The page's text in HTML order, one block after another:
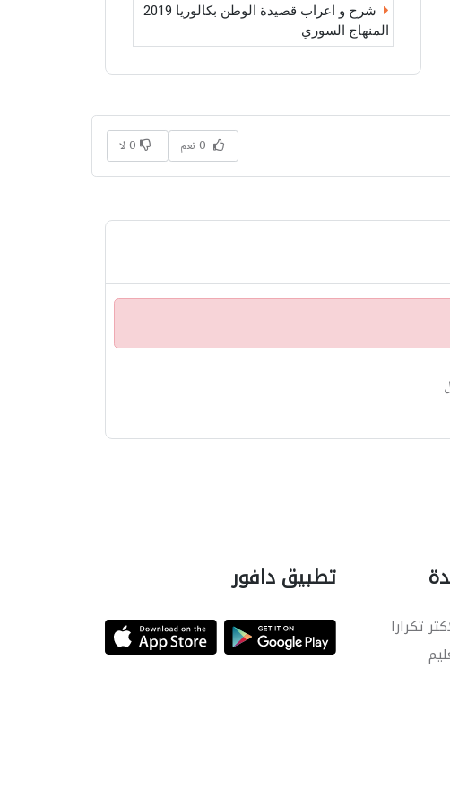
شرح و اعراب قصيدة الوطن بكالوريا 2019
المنهاج السوري
0 نعم 0 لا
تكرارا
تطبيق دافور